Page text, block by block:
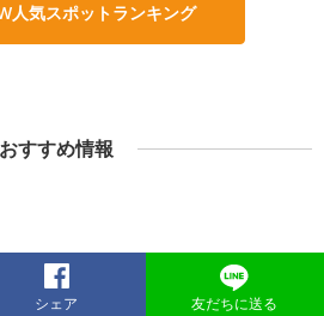
人気スポットランキング
おすすめ情報
シェア 友だちに送る